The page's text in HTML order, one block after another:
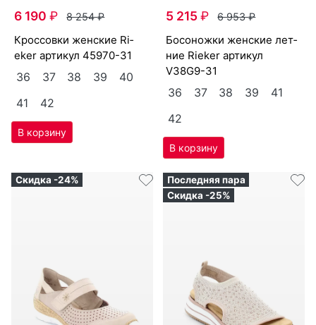
6 190₽ 8 254₽
крос­совки женс­кие Ri­
eker артикул45970-31
36 37 38 39
40
41
42
5 215₽ 6 953₽
бо­сонож­ки женс­кие лет­
ние Ri­eker артикул
V38G9-31
36 37 38 39
41
42
Скидка -24%
Последняя пара
Скидка -25%